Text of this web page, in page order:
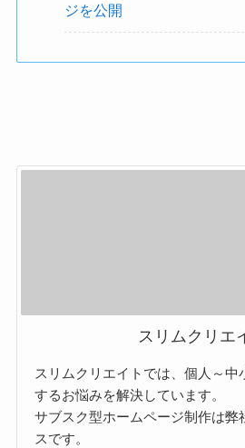
ジを公開
スリムクリエ
スリムクリエイトでは、個人～中
するお悩みを解決しています。
サブスク型ホームページ制作は弊
スです。